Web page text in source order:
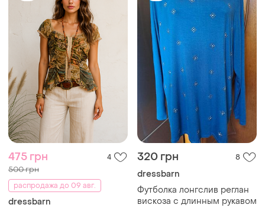
475 грн 4
500 грн
распродажа до 09 авг.
dressbarn
320 грн 8
dressbarn
Футболка лонгслив реглан
вискоза с длинным рукавом